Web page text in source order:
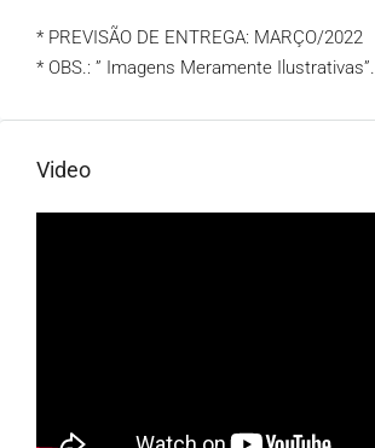
* PREVISÃO DE ENTREGA: MARÇO/2022
* OBS.: ” Imagens Meramente Ilustrativas”.
Video